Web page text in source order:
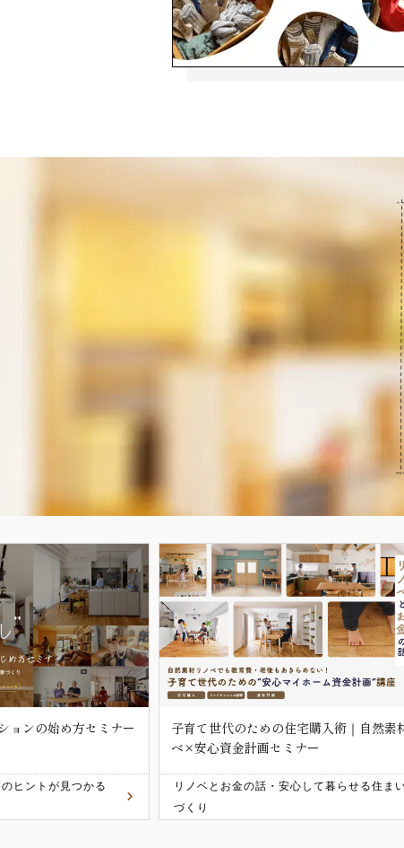
購入術｜自然素材リノ
て暮らせる住まい
自宅の売却･住み替えの進め方セミナー
失敗しないマンション/戸建て住み替え成功
術！